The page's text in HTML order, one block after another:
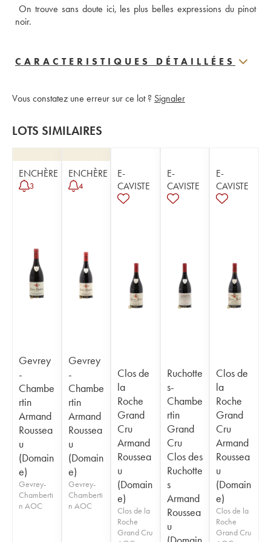
On trouve sans doute ici, les plus belles expressions du pinot
noir.
CARACTERISTIQUES DÉTAILLÉES
Vous constatez une erreur sur ce lot ? Signaler
LOTS SIMILAIRES
ENCHÈRE
3
Gevrey
-
Chambe
rtin
Armand
Roussea
u
(Domain
e)
Gevrey-
Chamberti
n AOC
ENCHÈRE
4
Gevrey
-
Chambe
rtin
Armand
Roussea
u
(Domain
e)
Gevrey-
Chamberti
n AOC
E-
CAVISTE
Clos de
la
Roche
Grand
Cru
Armand
Roussea
u
(Domain
e)
Clos de la
Roche
Grand Cru
E-
CAVISTE
Ruchotte
s-
Chambe
rtin
Grand
Cru
Clos des
Ruchotte
s
Armand
Roussea
u
E-
CAVISTE
Clos de
la
Roche
Grand
Cru
Armand
Roussea
u
(Domain
e)
Clos de la
Roche
Grand Cru